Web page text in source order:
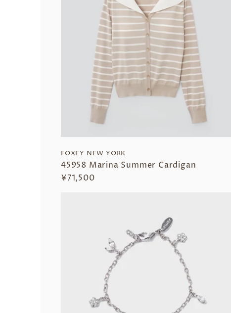
FOXEY NEW YORK
45958 Marina Summer Cardigan
¥71,500